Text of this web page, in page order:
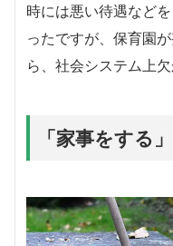
時には悪い待遇など
ったですが、保育園
ら、社会システム上
「家事をする